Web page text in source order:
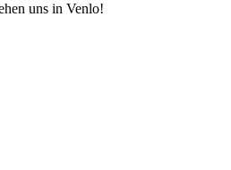
uns in Venlo!